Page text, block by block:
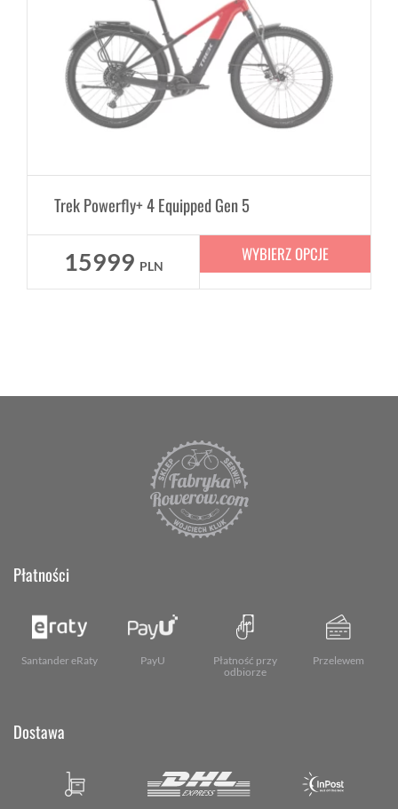
Trek Powerfly+ 4 Equipped Gen 5
15999 PLN
WYBIERZ OPCJE
Płatności
Santander eRaty PayU
Płatność przy
odbiorze
Przelewem
Dostawa